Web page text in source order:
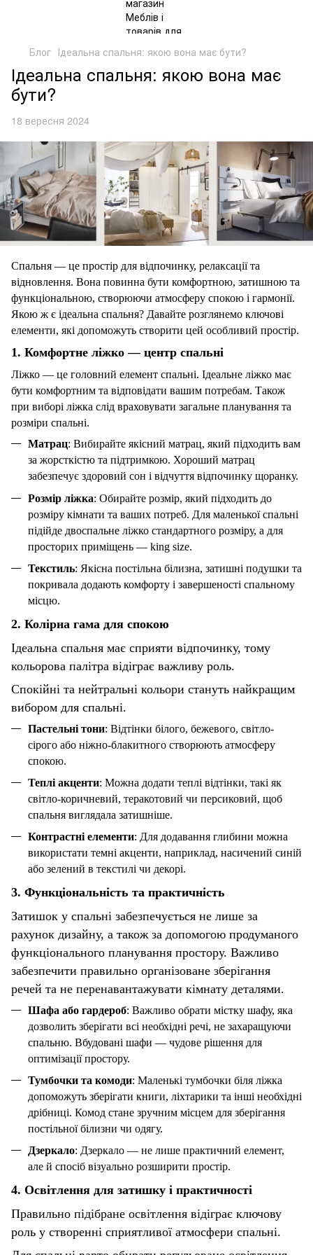
Блог Ідеальна спальня: якою вона має бути?
Ідеальна спальня: якою вона має
бути?
18 вересня 2024
Спальня — це простір для відпочинку, релаксації та
відновлення. Вона повинна бути комфортною, затишною та
функціональною, створюючи атмосферу спокою і гармонії.
Якою ж є ідеальна спальня? Давайте розглянемо ключові
елементи, які допоможуть створити цей особливий простір.
1. Комфортне ліжко— центр спальні
Ліжко — це головний елемент спальні. Ідеальне ліжко має
бути комфортним та відповідати вашим потребам. Також
при виборі ліжка слід враховувати загальне планування та
розміри спальні.
Матрац: Вибирайте якісний матрац, який підходить вам
за жорсткістю та підтримкою. Хороший матрац
забезпечує здоровий сон і відчуття відпочинку щоранку.
Розмір ліжка: Обирайте розмір, який підходить до
розміру кімнати та ваших потреб. Для маленької спальні
підійде двоспальне ліжко стандартного розміру, а для
просторих приміщень — king size.
Текстиль: Якісна постільна білизна, затишні подушки та
покривала додають комфорту і завершеності спальному
місцю.
2. Колірна гама для спокою
Ідеальна спальня має сприяти відпочинку, тому
кольорова палітра відіграє важливу роль.
Спокійні та нейтральні кольори стануть найкращим
вибором для спальні.
Пастельні тони: Відтінки білого, бежевого, світло-
сірого або ніжно-блакитного створюють атмосферу
спокою.
Теплі акценти: Можна додати теплі відтінки, такі як
світло-коричневий, теракотовий чи персиковий, щоб
спальня виглядала затишніше.
Контрастні елементи: Для додавання глибини можна
використати темні акценти, наприклад, насичений синій
або зелений в текстилі чи декорі.
3. Функціональність та практичність
Затишок у спальні забезпечується не лише за
рахунок дизайну, а також за допомогою продуманого
функціонального планування простору. Важливо
забезпечити правильно організоване зберігання
речей та не перенавантажувати кімнату деталями.
Шафа або гардероб: Важливо обрати містку шафу, яка
дозволить зберігати всі необхідні речі, не захаращуючи
спальню. Вбудовані шафи — чудове рішення для
оптимізації простору.
Тумбочки та комоди: Маленькі тумбочки біля ліжка
допоможуть зберігати книги, ліхтарики та інші необхідні
дрібниці. Комод стане зручним місцем для зберігання
постільної білизни чи одягу.
Дзеркало: Дзеркало — не лише практичний елемент,
але й спосіб візуально розширити простір.
4. Освітлення для затишку і практичності
Правильно підібране освітлення відіграє ключову
роль у створенні сприятливої атмосфери спальні.